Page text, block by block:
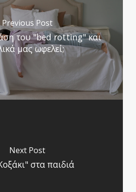
Previous Post
του "bed rotting" και
μας ωφελεί;
Next Post
στα παιδιά